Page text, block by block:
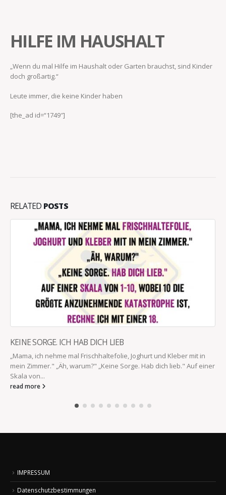
HILFE IM HAUSHALT
„Wenn du mal Hilfe im Haushalt oder Garten brauchst, sind Kinder
doch großartig.“
Leute immer, die keine Kinder haben
[the_ad id=“1749″]
RELATED POSTS
KEINE SORGE. ICH HAB DICH LIEB
„Mama, ich nehme mal Frischhaltefolie, Joghurt und Kleber mit in
mein Zimmer." „Äh, warum?" „Keine Sorge. Hab dich lieb." Auf einer
Skala von...
read more
IMPRESSUM
Datenschutzbestimmungen